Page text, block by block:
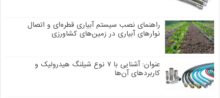
راهنمای نصب سیستم آبیاری قطره‌ای و اتصال
نوارهای آبیاری در زمین‌های کشاورزی
عنوان: آشنایی با ۷ نوع شیلنگ هیدرولیک و
کاربردهای آن‌ها